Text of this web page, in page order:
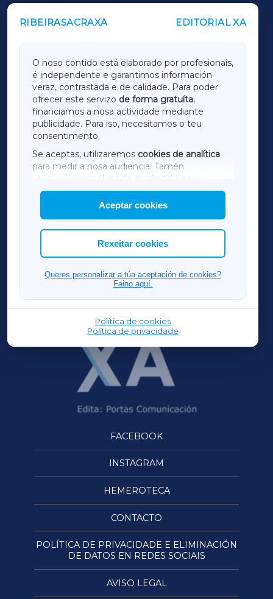
RIBEIRASACRAXA EDITORIAL XA
O noso contido está elaborado por profesionais,
é independente e garantimos información
veraz, contrastada e de calidade. Para poder
ofrecer este servizo de forma gratuíta,
financiamos a nosa actividade mediante
publicidade. Para iso, necesitamos o teu
consentimento.
Se aceptas, utilizaremos cookies de analítica
para medir a nosa audiencia. Tamén
utilizaremos
cookies de marketing
mostrar publicidade de terceiros.
Así mesmo, podes personalizar a elección das
cookies que desexas permitir.
Aceptar cookies
Rexeitar cookies
Queres personalizar a túa aceptación de cookies?
Faino aquí.
Política de cookies
Política de privacidade
OUTROS PERIÓDICOS
LUGOXA
TERRACHAXA
AMARIÑAXA
RIBEIRASACRAXA
ACORUÑAXA
FERROLXA
OURENSEXA
FACEBOOK
INSTAGRAM
HEMEROTECA
CONTACTO
POLÍTICA DE PRIVACIDADE E ELIMINACIÓN
DE DATOS EN REDES SOCIAIS
AVISO LEGAL